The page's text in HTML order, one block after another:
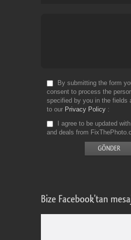
By submitting the form
consent to process the
specified by you in the fields
to our Privacy Policy
I agree to be updated
and deals from
Bize Facebook'tan